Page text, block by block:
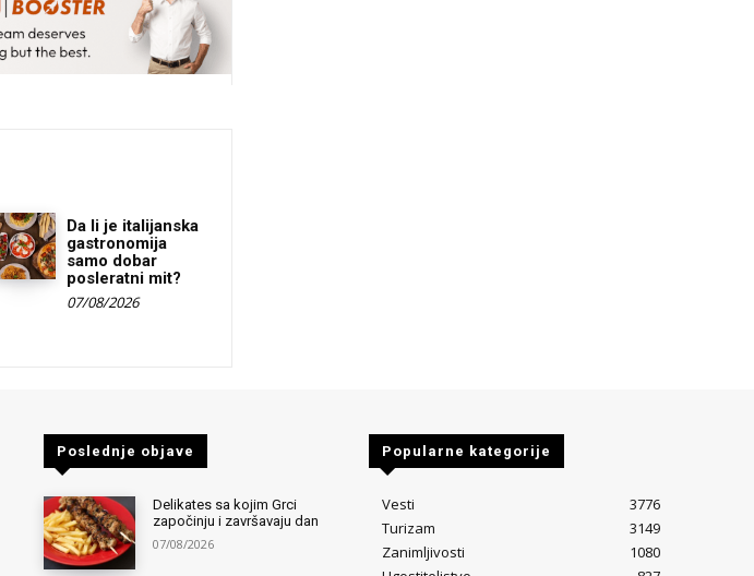
Da li je italijanska
gastronomija
samo dobar
posleratni mit?
07/08/2026
Poslednje objave
Delikates sa kojim Grci
započinju i završavaju dan
07/08/2026
Popularne kategorije
Vesti
3776
Turizam
3149
Zanimljivosti
1080